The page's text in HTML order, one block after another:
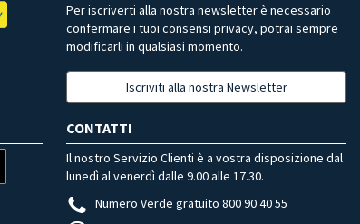
Per iscriverti alla nostra newsletter è necessario
confermare i tuoi consensi privacy, potrai sempre
modificarli in qualsiasi momento.
Iscriviti alla nostra Newsletter
CONTATTI
Il nostro Servizio Clienti è a vostra disposizione dal
lunedì al venerdì dalle 9.00 alle 17.30.
Numero Verde gratuito 800 90 40 55